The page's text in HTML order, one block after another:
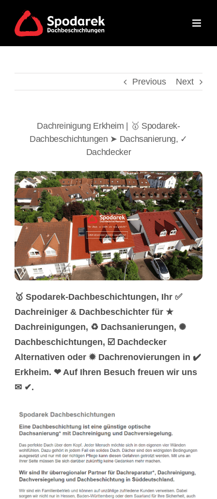
content
Previous Next
Dachreinigung Erkheim | 🥇 Spodarek-
Dachbeschichtungen ➤ Dachsanierung, ✓
Dachdecker
🥇 Spodarek-Dachbeschichtungen, Ihr ✅
Dachreiniger & Dachbeschichter für ★
Dachreinigungen, ♻ Dachsanierungen, ✺
Dachbeschichtungen, ☑️ Dachdecker
Alternativen oder ✹ Dachrenovierungen in ✔️
Erkheim. ❤ Auf Ihren Besuch freuen wir uns
✉ ✔.